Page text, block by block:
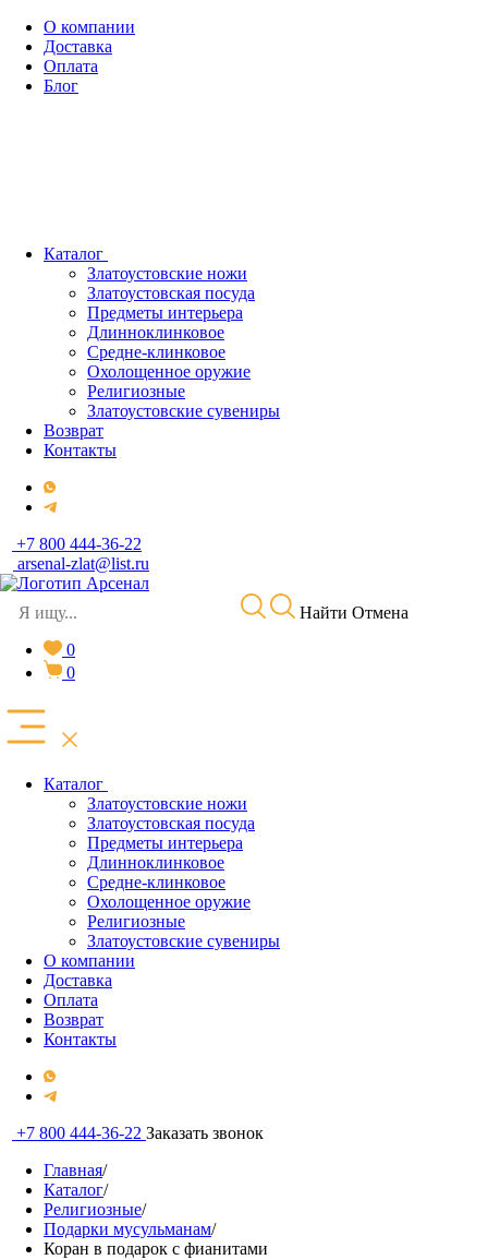
О компании
Доставка
Оплата
Блог
Каталог
Златоустовские ножи
Златоустовская посуда
Предметы интерьера
Длинноклинковое
Средне-клинковое
Охолощенное оружие
Религиозные
Златоустовские сувениры
Возврат
Контакты
+7 800 444-36-22
arsenal-zlat@list.ru
Найти Отмена
0
0
Каталог
Златоустовские ножи
Златоустовская посуда
Предметы интерьера
Длинноклинковое
Средне-клинковое
Охолощенное оружие
Религиозные
Златоустовские сувениры
О компании
Доставка
Оплата
Возврат
Контакты
+7 800 444-36-22 Заказать звонок
Главная/
Каталог/
Религиозные/
Подарки мусульманам/
Коран в подарок с фианитами